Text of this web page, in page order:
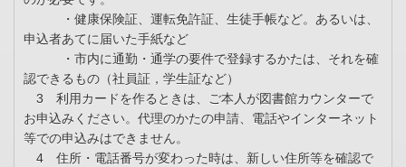
・健康保険証、運転免許証、生徒手帳など。あるいは、
申込者あてに届いた手紙など
・市内に通勤・通学の要件で登録するかたは、それを確
認できるもの（社員証，学生証など）
3 利用カードを作るときは、ご本人が図書館カウンターで
お申込みください。代理のかたの申請、電話やインターネット
等での申込みはできません。
4 住所・電話番号が変わった時は、新しい住所等を確認で